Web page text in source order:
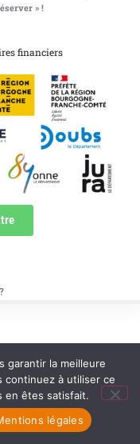
» !
financiers
garantir la meilleure
continuez à utiliser ce
en êtes satisfait.
légales